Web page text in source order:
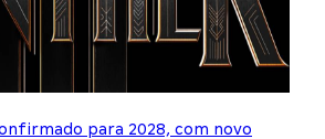
para 2028, com novo